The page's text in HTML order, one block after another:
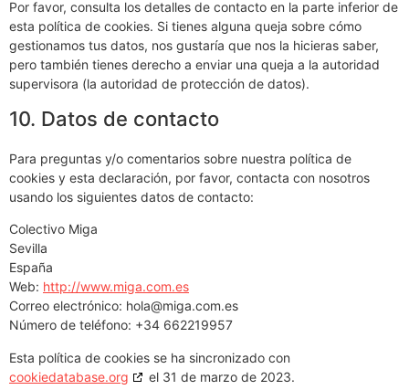
Por favor, consulta los detalles de contacto en la parte inferior de
esta política de cookies. Si tienes alguna queja sobre cómo
gestionamos tus datos, nos gustaría que nos la hicieras saber,
pero también tienes derecho a enviar una queja a la autoridad
supervisora (la autoridad de protección de datos).
10. Datos de contacto
Para preguntas y/o comentarios sobre nuestra política de
cookies y esta declaración, por favor, contacta con nosotros
usando los siguientes datos de contacto:
Colectivo Miga
Sevilla
España
Web: http://www.miga.com.es
Correo electrónico: se.moc.agim@aloh
Número de teléfono: +34 662219957
Esta política de cookies se ha sincronizado con
cookiedatabase.org
el 31 de marzo de 2023.